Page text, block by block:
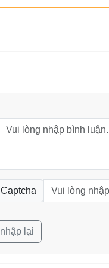
Captcha
nhập lại